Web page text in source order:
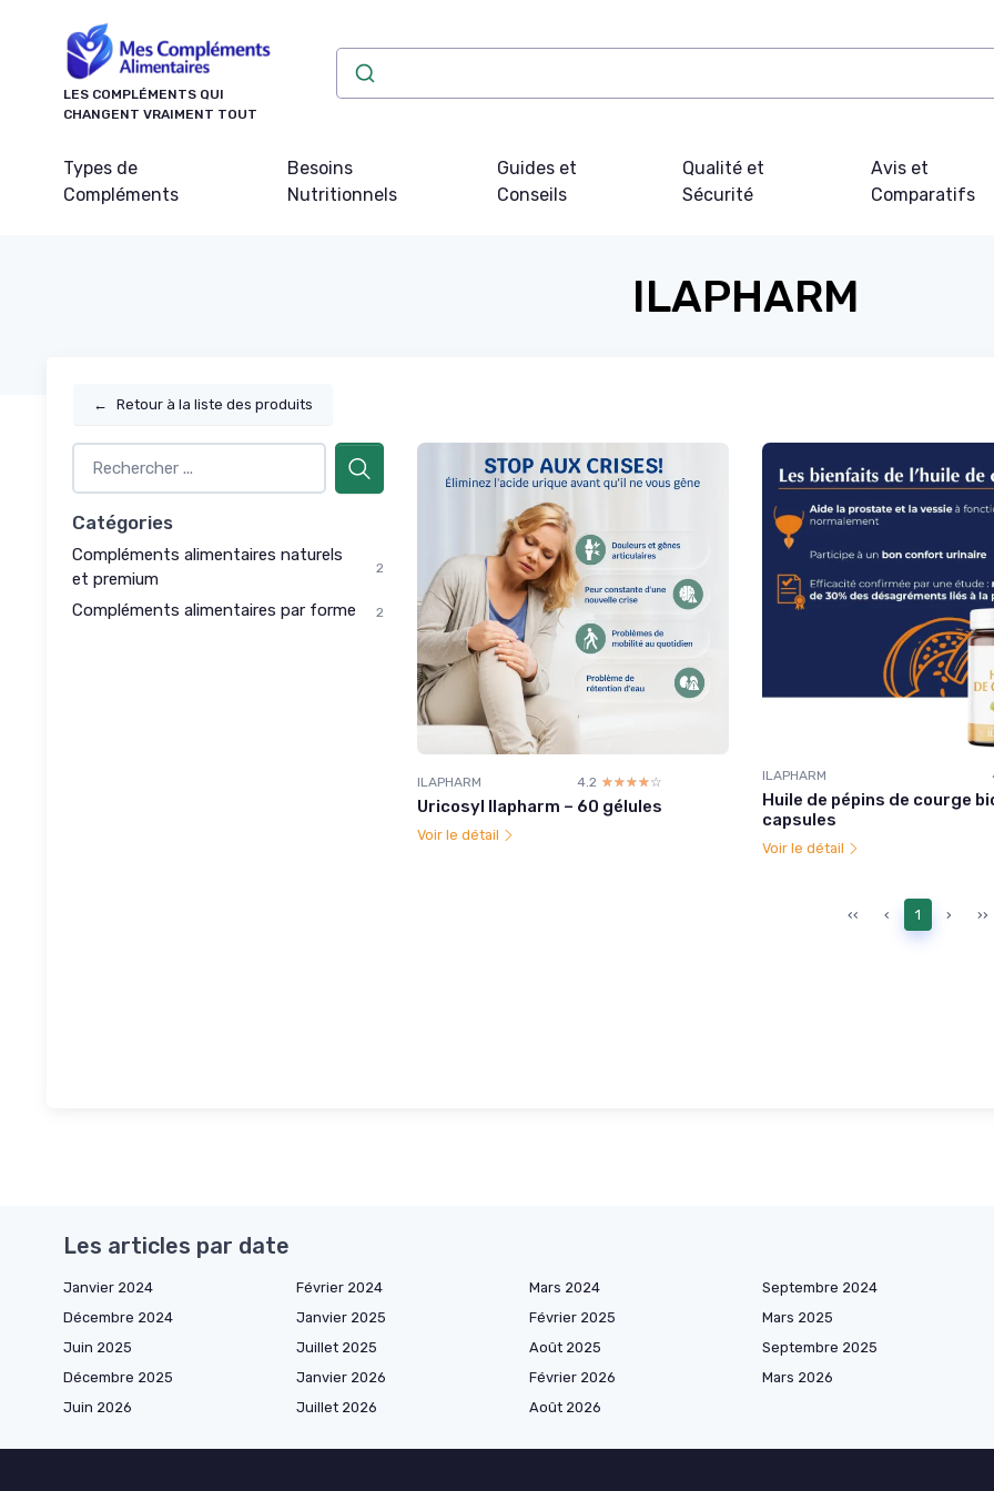
LES COMPLÉMENTS QUI
CHANGENT VRAIMENT TOUT
Types de
Compléments
Besoins
Nutritionnels
Guides et
Conseils
Qualité et
Sécurité
Avis et
Comparatifs
ILAPHARM
← Retour à la liste des produits
Catégories
Compléments alimentaires naturels
et premium
2
Compléments alimentaires par forme 2
ILAPHARM 4.2 ☆☆☆☆☆
★★★★★
Uricosyl Ilapharm – 60 gélules
Voir le détail
ILAPHARM
Huile de pépins de courge
capsules
Voir le détail
‹‹ ‹ 1 › ››
Les articles par date
Janvier 2024 Février 2024 Mars 2024 Septembre 2024
Décembre 2024
Janvier 2025 Février 2025 Mars 2025
Juin 2025
Juillet 2025 Août 2025 Septembre 2025
Décembre 2025
Janvier 2026 Février 2026 Mars 2026
Juin 2026
Juillet 2026 Août 2026